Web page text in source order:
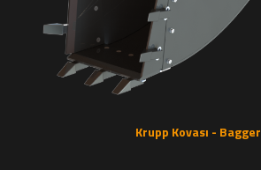
Krupp Kovası - Bagger